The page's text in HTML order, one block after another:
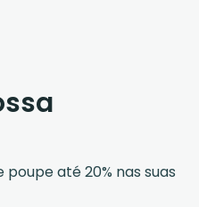
até 20% nas suas